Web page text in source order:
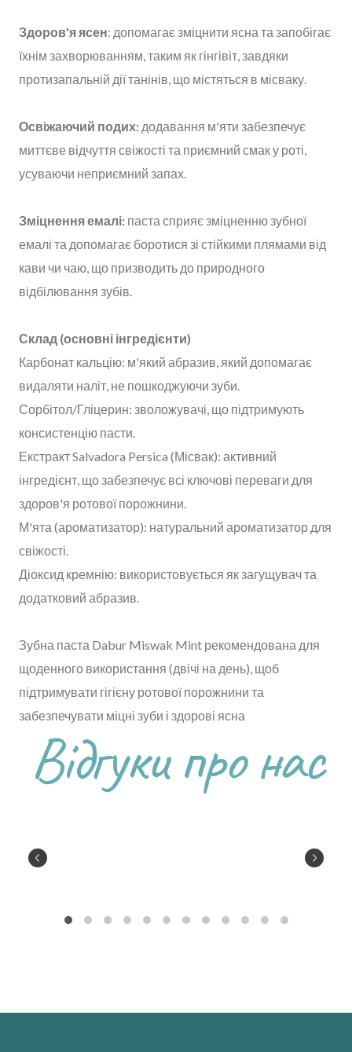
Здоров'я ясен: допомагає зміцнити ясна та запобігає
їхнім захворюванням, таким як гінгівіт, завдяки
протизапальній дії танінів, що містяться в місваку.
Освіжаючий подих: додавання м'яти забезпечує
миттєве відчуття свіжості та приємний смак у роті,
усуваючи неприємний запах.
Зміцнення емалі: паста сприяє зміцненню зубної
емалі та допомагає боротися зі стійкими плямами від
кави чи чаю, що призводить до природного
відбілювання зубів.
Склад (основні інгредієнти)
Карбонат кальцію: м'який абразив, який допомагає
видаляти наліт, не пошкоджуючи зуби.
Сорбітол/Гліцерин: зволожувачі, що підтримують
консистенцію пасти.
Екстракт Salvadora Persica (Місвак): активний
інгредієнт, що забезпечує всі ключові переваги для
здоров'я ротової порожнини.
М'ята (ароматизатор): натуральний ароматизатор для
свіжості.
Діоксид кремнію: використовується як загущувач та
додатковий абразив.
Зубна паста Dabur Miswak Mint рекомендована для
щоденного використання (двічі на день), щоб
підтримувати гігієну ротової порожнини та
забезпечувати міцні зуби і здорові ясна
Відгуки про нас